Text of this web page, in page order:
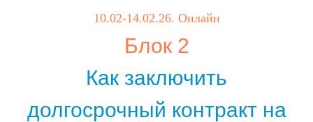
10.02-14.02.26. Онлайн
Блок 2
Как заключить
долгосрочный контракт на